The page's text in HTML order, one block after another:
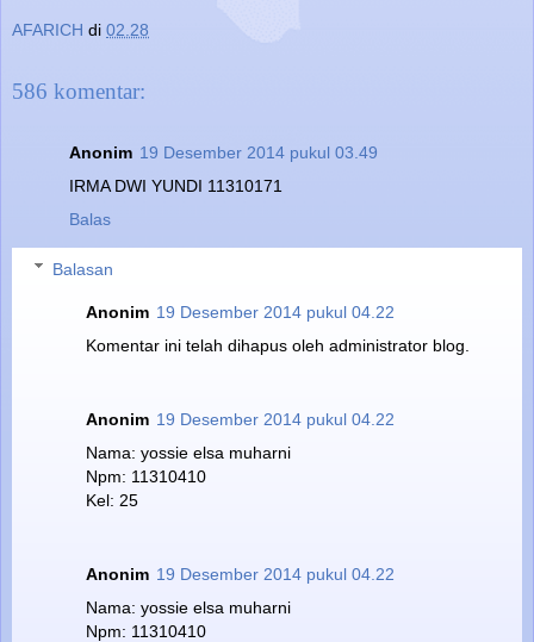
AFARICH di 02.28
586 komentar:
Anonim 19 Desember 2014 pukul 03.49
IRMA DWI YUNDI 11310171
Balas
Balasan
Anonim 19 Desember 2014 pukul 04.22
Komentar ini telah dihapus oleh administrator blog.
Anonim 19 Desember 2014 pukul 04.22
Nama: yossie elsa muharni
Npm: 11310410
Kel: 25
Anonim 19 Desember 2014 pukul 04.22
Nama: yossie elsa muharni
Npm: 11310410